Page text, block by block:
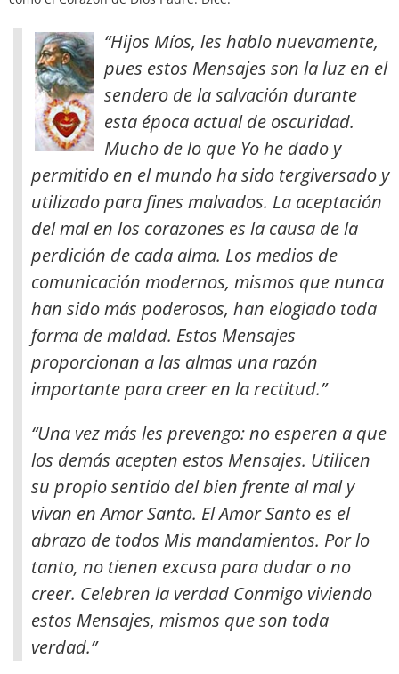
“Hijos Míos, les hablo nuevamente,
pues estos Mensajes son la luz en el
sendero de la salvación durante
esta época actual de oscuridad.
Mucho de lo que Yo he dado y
permitido en el mundo ha sido tergiversado y
utilizado para fines malvados. La aceptación
del mal en los corazones es la causa de la
perdición de cada alma. Los medios de
comunicación modernos, mismos que nunca
han sido más poderosos, han elogiado toda
forma de maldad. Estos Mensajes
proporcionan a las almas una razón
importante para creer en la rectitud.”
“Una vez más les prevengo: no esperen a que
los demás acepten estos Mensajes. Utilicen
su propio sentido del bien frente al mal y
vivan en Amor Santo. El Amor Santo es el
abrazo de todos Mis mandamientos. Por lo
tanto, no tienen excusa para dudar o no
creer. Celebren la verdad Conmigo viviendo
estos Mensajes, mismos que son toda
verdad.”